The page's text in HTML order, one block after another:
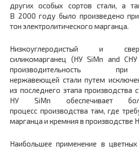
других особых сортов стали, а
В 2000 году было произведено
тон электролитического марганца.
Низкоуглеродистый и
силикомарганец (НУ SiMn and
производительность
нержавеющей стали путем
из последнего этапа производства
НУ SiMn обеспечивает
процесс производства там, где
марганца и кремния в производстве
Наибольшее применение в